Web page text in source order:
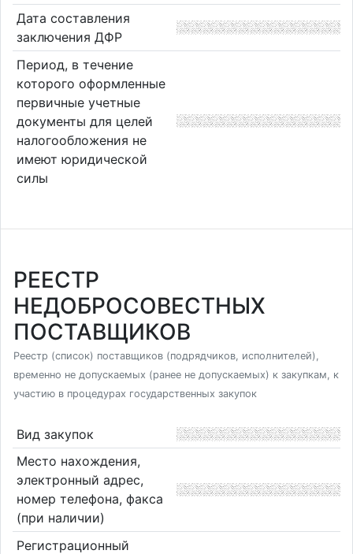
Дата составления
заключения ДФР
Период, в течение
которого оформленные
первичные учетные
документы для целей
налогообложения не
имеют юридической
силы
РЕЕСТР
НЕДОБРОСОВЕСТНЫХ
ПОСТАВЩИКОВ
Реестр (список) поставщиков (подрядчиков, исполнителей),
временно не допускаемых (ранее не допускаемых) к закупкам, к
участию в процедурах государственных закупок
Вид закупок
Место нахождения,
электронный адрес,
номер телефона, факса
(при наличии)
Регистрационный